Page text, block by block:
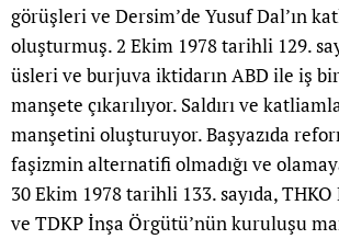
görüşleri ve Dersim’de Yusuf Dal’ın
oluşturmuş. 2 Ekim 1978 tarihli 129.
üsleri ve burjuva iktidarın ABD ile iş
manşete çıkarılıyor. Saldırı ve
manşetini oluşturuyor. Başyazıda
faşizmin alternatifi olmadığı ve
30 Ekim 1978 tarihli 133. sayıda,
ve TDKP İnşa Örgütü’nün kuruluşu